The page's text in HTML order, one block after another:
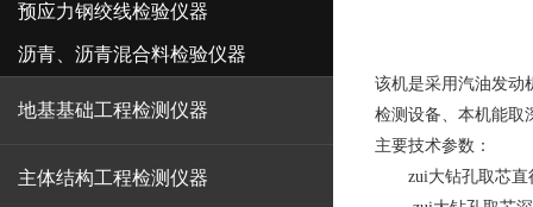
该机是采用汽油发动
检测设备、本机能取
主要技术参数：
zui大钻孔取芯直
预应力钢绞线检验仪器
沥青、沥青混合料检验仪器
地基基础工程检测仪器
主体结构工程检测仪器